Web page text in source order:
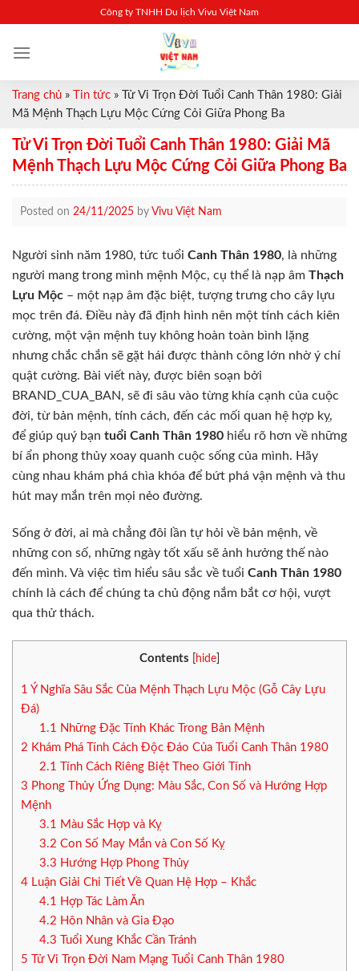
content
Công ty TNHH Du lịch Vivu Việt Nam
Trang chủ » Tin tức »
Tử Vi Trọn Đời Tuổi Canh Thân 1980: Giải
Mã Mệnh Thạch Lựu Mộc Cứng Cỏi Giữa Phong Ba
Tử Vi Trọn Đời Tuổi Canh Thân 1980: Giải Mã
Mệnh Thạch Lựu Mộc Cứng Cỏi Giữa Phong Ba
Posted on 24/11/2025 by Vivu Việt Nam
Người sinh năm 1980, tức tuổi Canh Thân 1980, là những
người mang trong mình mệnh Mộc, cụ thể là nạp âm Thạch
Lựu Mộc – một nạp âm đặc biệt, tượng trưng cho cây lựu
mọc trên đá. Điều này đã định hình nên một tính cách kiên
cường, một vận mệnh tuy không hoàn toàn bình lặng
nhưng chắc chắn sẽ gặt hái được thành công lớn nhờ ý chí
quật cường. Bài viết này, được biên soạn bởi
BRAND_CUA_BAN, sẽ đi sâu vào từng khía cạnh của cuộc
đời, từ bản mệnh, tính cách, đến các mối quan hệ hợp kỵ,
để giúp quý bạn tuổi Canh Thân 1980 hiểu rõ hơn về những
bí ẩn phong thủy xoay quanh cuộc sống của mình. Hãy
cùng nhau khám phá chìa khóa để bứt phá vận mệnh và thu
hút may mắn trên mọi nẻo đường.
Sống ở đời, ai mà chẳng đôi lần tự hỏi về bản mệnh, về
những con số, những ngày tốt xấu sẽ ảnh hưởng thế nào
đến mình. Và việc tìm hiểu sâu sắc về tuổi Canh Thân 1980
chính là cách để chúng ta chủ động nắm bắt cơ hội, vượt
qua thử thách.
Contents hide
1 Ý Nghĩa Sâu Sắc Của Mệnh Thạch Lựu Mộc (Gỗ Cây Lựu
Đá)
1.1
Những Đặc Tính Khác Trong Bản Mệnh
2 Khám Phá Tính Cách Độc Đáo Của Tuổi Canh Thân 1980
2.1
Tính Cách Riêng Biệt Theo Giới Tính
3 Phong Thủy Ứng Dụng: Màu Sắc, Con Số và Hướng Hợp
Mệnh
3.1
Màu Sắc Hợp và Kỵ
3.2 Con Số May Mắn và Con Số Kỵ
3.3 Hướng Hợp Phong Thủy
4 Luận Giải Chi Tiết Về Quan Hệ Hợp – Khắc
4.1
Hợp Tác Làm Ăn
4.2 Hôn Nhân và Gia Đạo
4.3 Tuổi Xung Khắc Cần Tránh
5 Tử Vi Trọn Đời Nam Mạng Tuổi Canh Thân 1980